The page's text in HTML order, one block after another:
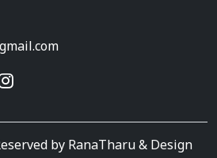
by RanaTharu & Design